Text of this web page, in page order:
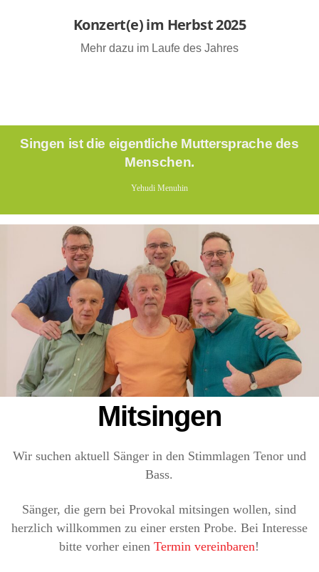
Konzert(e) im Herbst 2025
Mehr dazu im Laufe des Jahres
Singen ist die eigentliche Muttersprache des
Menschen.
Yehudi Menuhin
Mitsingen
Wir suchen aktuell Sänger in den Stimmlagen Tenor und
Bass.
Sänger, die gern bei Provokal mitsingen wollen, sind
herzlich willkommen zu einer ersten Probe. Bei Interesse
bitte vorher einen Termin vereinbaren!